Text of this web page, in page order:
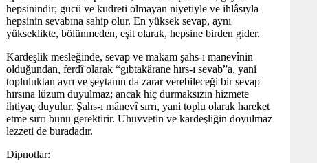
hepsinindir; gücü ve kudreti olmayan niyetiyle ve ihlâsıyla
hepsinin sevabına sahip olur. En yüksek sevap, aynı
yükseklikte, bölünmeden, eşit olarak, hepsine birden gider.
Kardeşlik mesleğinde, sevap ve makam şahs-ı manevînin
olduğundan, ferdî olarak “gıbtakârane hırs-ı sevab”a, yani
topluluktan ayrı ve şeytanın da zarar verebileceği bir sevap
hırsına lüzum duyulmaz; ancak hiç durmaksızın hizmete
ihtiyaç duyulur. Şahs-ı mânevî sırrı, yani toplu olarak hareket
etme sırrı bunu gerektirir. Uhuvvetin ve kardeşliğin doyulmaz
lezzeti de buradadır.
Dipnotlar: